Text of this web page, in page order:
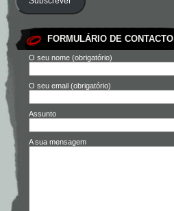
FORMULÁRIO DE CONTACTO
O seu nome (obrigatório)
O seu email (obrigatório)
Assunto
A sua mensagem